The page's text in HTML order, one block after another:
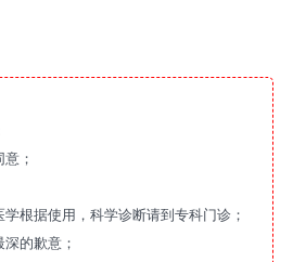
；
根据使用，科学诊断请到专科门诊；
的歉意；